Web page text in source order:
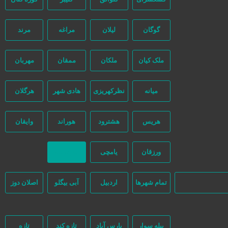
گوگان لیلان مراغه مرند
ملک کیان ملکان ممقان مهربان
میانه نظرکهریزی هادی شهر هرگلان
هریس هشترود هوراند وایقان
ورزقان یامچی
تمام شهر‌ها اردبیل آبی بیگلو اصلان دوز
بیله سوار پارس آباد تازه کند تازه
دخالتی نداشته و کاربران باید خودشان جنبه‌های مختلف امنیتی را در